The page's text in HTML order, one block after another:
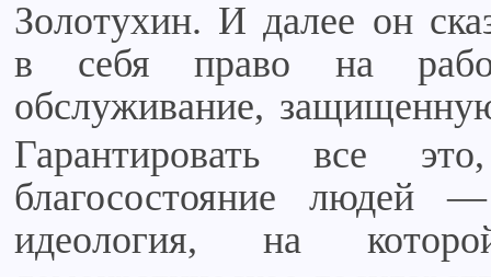
Золотухин. И далее он
в себя право на
обслуживание,
Гарантировать все
благосостояние людей
идеология, на